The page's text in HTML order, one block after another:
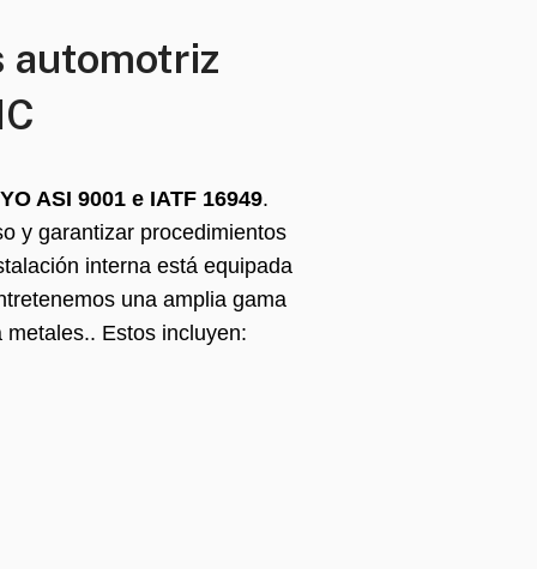
automotriz
YO ASI 9001 e IATF 16949.
y garantizar procedimientos
interna está equipada
una amplia gama
Estos incluyen: